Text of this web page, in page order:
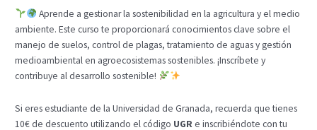
Aprende a gestionar la sostenibilidad en la agricultura y el medio
ambiente. Este curso te proporcionará conocimientos clave sobre el
manejo de suelos, control de plagas, tratamiento de aguas y gestión
medioambiental en agroecosistemas sostenibles. ¡Inscríbete y
contribuye al desarrollo sostenible!
Si eres estudiante de la Universidad de Granada, recuerda que tienes
10€ de descuento utilizando el código UGRe inscribiéndote con tu